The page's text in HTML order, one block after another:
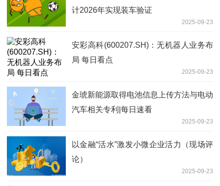
计2026年实现装车验证
2025-09-23
安彩高科(600207.SH)：无机器人业务布
局 每日看点
2025-09-23
金琥新能源取得电池信息上传方法与电动
汽车相关专利|每日速看
2025-09-23
以金融“活水”激发小微企业活力（现场评
论）
2025-09-23